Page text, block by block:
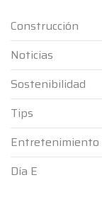
Construcción
Noticias
Sostenibilidad
Tips
Entretenimiento
Día E